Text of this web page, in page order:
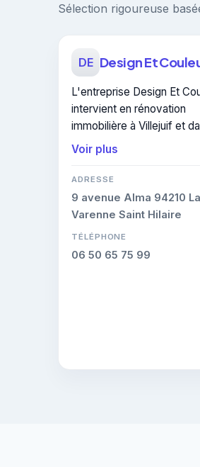
Sélection rigoureuse
DE Design Et
L'entreprise Design Et
intervient en rénovation
immobilière à Villejuif et
communes voisines. Elle
certifiée CERTIFIE, gage
conformité sur les
réalisées.
Voir plus
ADRESSE
9 avenue Alma 94210 La
Varenne Saint Hilaire
TÉLÉPHONE
06 50 65 75 99